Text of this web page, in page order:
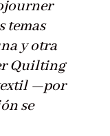
temas
y otra
Quilting
—por
se